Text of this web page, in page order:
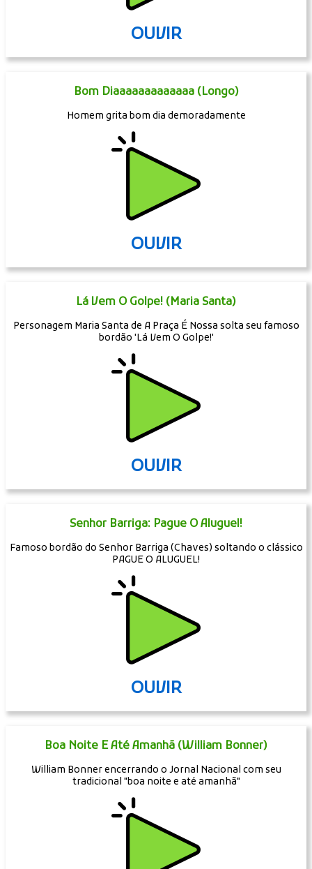
OUVIR
Bom Diaaaaaaaaaaaaa (Longo)
Homem grita bom dia demoradamente
OUVIR
Lá Vem O Golpe! (Maria Santa)
Personagem Maria Santa de A Praça É Nossa solta seu famoso
bordão 'Lá Vem O Golpe!'
OUVIR
Senhor Barriga: Pague O Aluguel!
Famoso bordão do Senhor Barriga (Chaves) soltando o clássico
PAGUE O ALUGUEL!
OUVIR
Boa Noite E Até Amanhã (William Bonner)
William Bonner encerrando o Jornal Nacional com seu
tradicional "boa noite e até amanhã"